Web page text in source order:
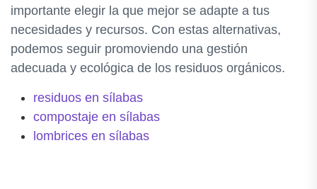
importante elegir la que mejor se adapte a tus
necesidades y recursos. Con estas alternativas,
podemos seguir promoviendo una gestión
adecuada y ecológica de los residuos orgánicos.
residuos en sílabas
compostaje en sílabas
lombrices en sílabas